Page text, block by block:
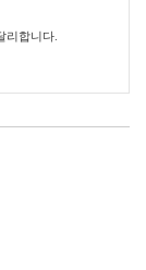
리합니다.